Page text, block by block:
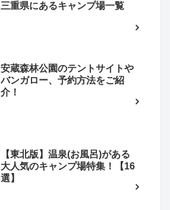
三重県にあるキャンプ場一覧
安蔵森林公園のテントサイトや
バンガロー、予約方法をご紹
介！
【東北版】温泉(お風呂)がある
大人気のキャンプ場特集！【16
選】